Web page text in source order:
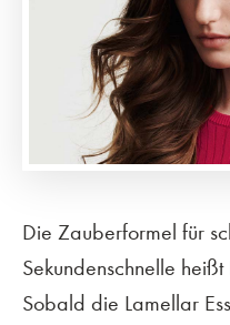
Die Zauberformel für
Sekundenschnelle
Sobald die Lamellar